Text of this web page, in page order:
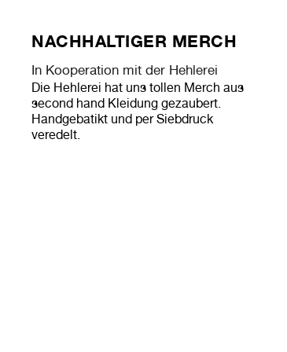
NACHHALTIGER MERCH
In Kooperation mit der Hehlerei
Die Hehlerei hat uns tollen Merch aus
second hand Kleidung gezaubert.
Handgebatikt und per Siebdruck
veredelt.